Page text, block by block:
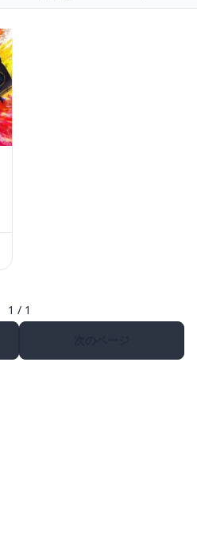
1 / 1